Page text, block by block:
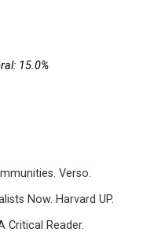
15.0%
Verso.
Now. Harvard UP.
Critical Reader.